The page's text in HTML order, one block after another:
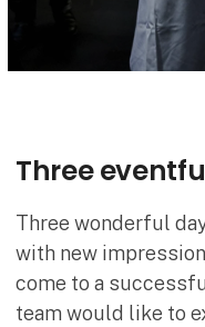
Three
Three wonderful
with new
come to a
team would like to